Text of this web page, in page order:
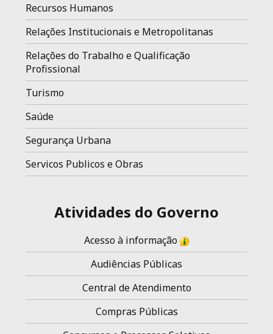
Recursos Humanos
Relações Institucionais e Metropolitanas
Relações do Trabalho e Qualificação
Profissional
Turismo
Saúde
Segurança Urbana
Servicos Publicos e Obras
Atividades do Governo
Acesso à informação
Audiências Públicas
Central de Atendimento
Compras Públicas